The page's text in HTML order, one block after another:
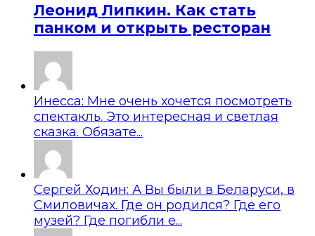
Леонид Липкин. Как стать
панком и открыть ресторан
Инесса: Мне очень хочется посмотреть
спектакль. Это интересная и светлая
сказка. Обязате...
Сергей Ходин: А Вы были в Беларуси, в
Смиловичах. Где он родился? Где его
музей? Где погибли е...